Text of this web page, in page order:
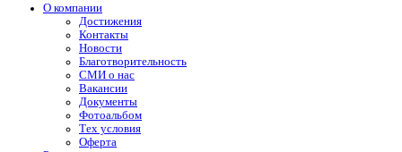
О компании
Достижения
Контакты
Новости
Благотворительность
СМИ о нас
Вакансии
Документы
Фотоальбом
Тех условия
Оферта